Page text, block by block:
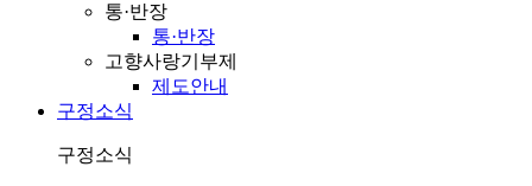
통·반장
통·반장
고향사랑기부제
제도안내
구정소식
구정소식